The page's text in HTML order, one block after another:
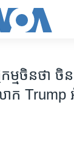
កម្ម​ចិន​ថា ចិ
ក Trump